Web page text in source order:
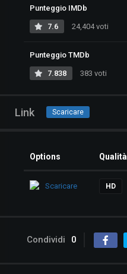
Punteggio IMDb
7.6 24,404 voti
Punteggio TMDb
7.838 383 voti
Link Scaricare
Options Qualità
Scaricare HD
Condividi 0